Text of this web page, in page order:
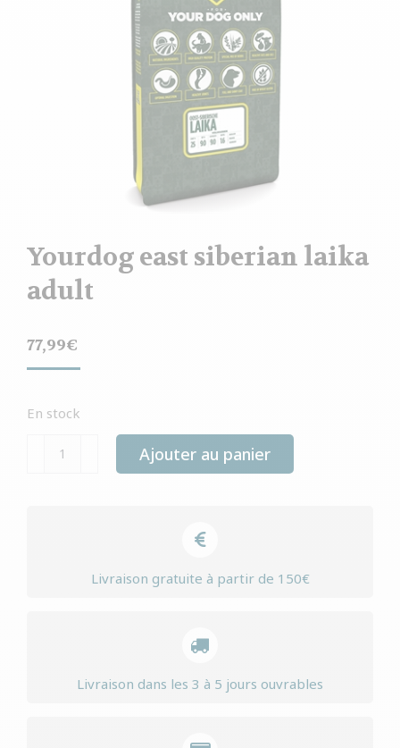
Yourdog east siberian laika
adult
77,99€
En stock
quantité
Ajouter au panier
Livraison gratuite à partir de 150€
Livraison dans les 3 à 5 jours ouvrables